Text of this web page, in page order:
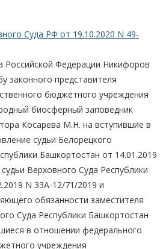
Суда РФ от 19.10.2020 N 49-
Российской Федерации Никифоров
законного представителя
бюджетного учреждения
биосферный заповедник
Косарева М.Н. на вступившие в
судьи Белорецкого
Башкортостан от 14.01.2019
Верховного Суда Республики
N 33А-12/71/2019 и
обязанности заместителя
Суда Республики Башкортостан
в отношении федерального
учреждения